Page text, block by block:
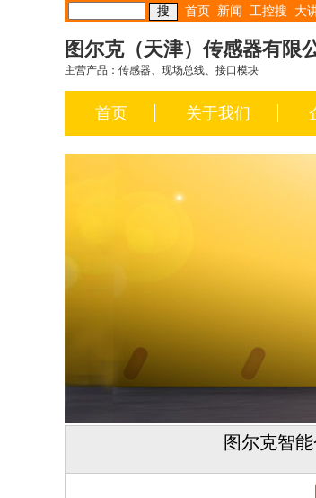
首页 新闻 工控搜 大
图尔克（天津）传感器有限
主营产品：传感器、现场总线、接口模块
首页 关于我们
图尔克智